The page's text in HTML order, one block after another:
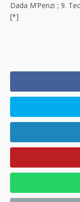
Dada M’Penzi ; 9.
[*]